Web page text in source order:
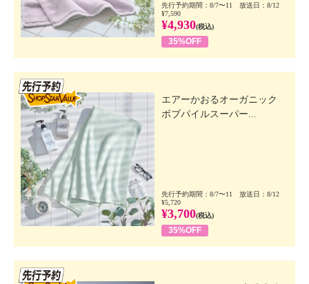
先行予約期間：8/7〜11 放送日：8/12
¥7,590
¥4,930(税込)
35%OFF
エアーかおるオーガニック
ボブパイルスーパー...
先行予約期間：8/7〜11 放送日：8/12
¥5,720
¥3,700(税込)
35%OFF